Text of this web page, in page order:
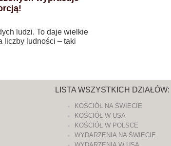
ludzi. To daje wielkie
liczby ludności – taki
LISTA WSZYSTKICH DZIAŁÓW:
KOŚCIÓŁ NA ŚWIECIE
KOŚCIÓŁ W USA
KOŚCIÓŁ W POLSCE
WYDARZENIA NA ŚWIECIE